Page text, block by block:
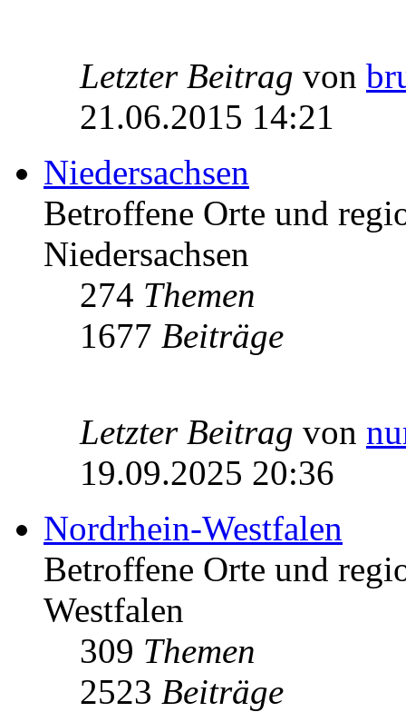
Letzter Beitrag von
21.06.2015 14:21
Niedersachsen
Betroffene Orte und
Niedersachsen
274 Themen
1677 Beiträge
Letzter Beitrag von
19.09.2025 20:36
Nordrhein-Westfalen
Betroffene Orte und
Westfalen
309 Themen
2523 Beiträge